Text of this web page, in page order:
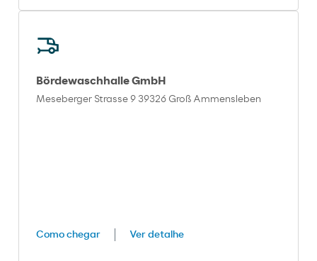
Bördewaschhalle GmbH
Meseberger Strasse 9 39326 Groß Ammensleben
Como chegar Ver detalhe